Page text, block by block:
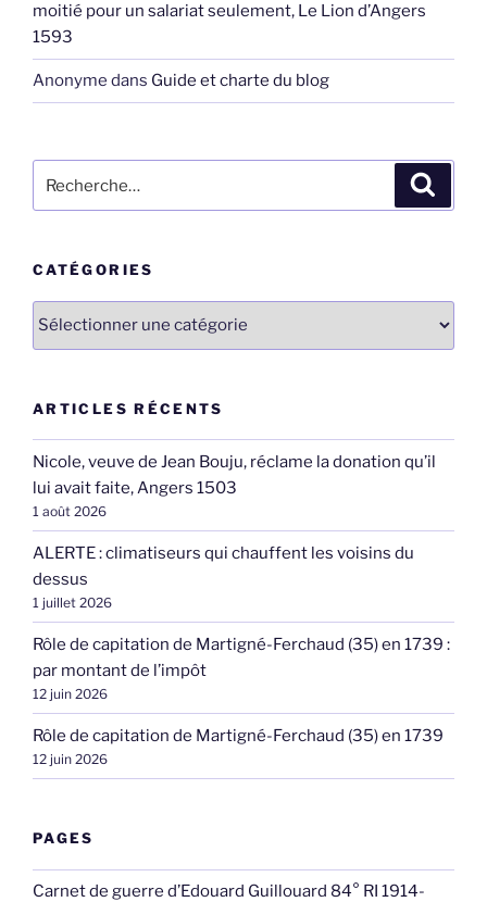
moitié pour un salariat seulement, Le Lion d’Angers
1593
Anonyme dans Guide et charte du blog
pour
CATÉGORIES
Catégories
ARTICLES RÉCENTS
Nicole, veuve de Jean Bouju, réclame la donation qu’il
lui avait faite, Angers 1503
1 août 2026
ALERTE : climatiseurs qui chauffent les voisins du
dessus
1 juillet 2026
Rôle de capitation de Martigné-Ferchaud (35) en 1739 :
par montant de l’impôt
12 juin 2026
Rôle de capitation de Martigné-Ferchaud (35) en 1739
12 juin 2026
PAGES
Carnet de guerre d’Edouard Guillouard 84° RI 1914-